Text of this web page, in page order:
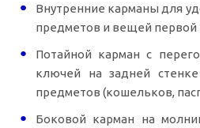
Внутренние карманы для
предметов и вещей первой
Потайной карман с
ключей на задней
предметов (кошельков,
Боковой карман на